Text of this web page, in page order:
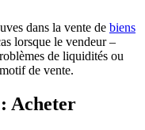
dans la vente de biens
lorsque le vendeur –
de liquidités ou
de vente.
Acheter